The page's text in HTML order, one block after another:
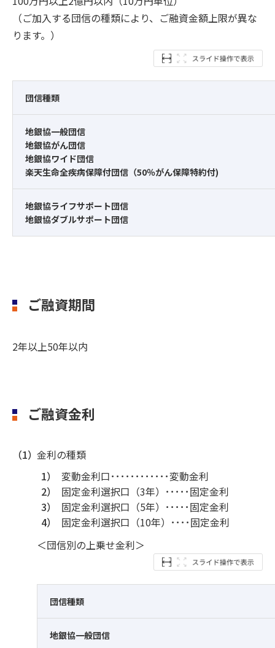
（ご加入する団信の種類により、ご融資金額上限が異な
ります。）
団信種類
地銀協一般団信
地銀協がん団信
地銀協ワイド団信
楽天生命全疾病保障付団信（50％がん保障特約付)
地銀協ライフサポート団信
地銀協ダブルサポート団信
ご融資期間
2年以上50年以内
ご融資金利
（1）金利の種類
1）
変動金利口････････････変動金利
2）
固定金利選択口（3年）･････固定金利
3）
固定金利選択口（5年）･････固定金利
4）
固定金利選択口（10年）････固定金利
＜団信別の上乗せ金利＞
団信種類
地銀協一般団信